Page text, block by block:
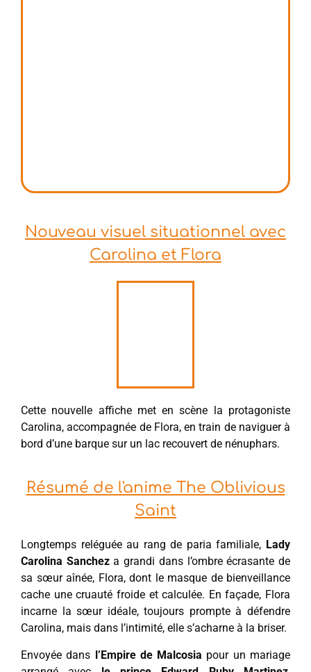
Nouveau visuel situationnel avec
Carolina et Flora
Cette nouvelle affiche met en scène la protagoniste
Carolina, accompagnée de Flora, en train de naviguer à
bord d’une barque sur un lac recouvert de nénuphars.
Résumé de l'anime The Oblivious
Saint
Longtemps reléguée au rang de paria familiale, Lady
Carolina Sancheza grandi dans l’ombre écrasante de
sa sœur aînée, Flora, dont le masque de bienveillance
cache une cruauté froide et calculée. En façade, Flora
incarne la sœur idéale, toujours prompte à défendre
Carolina, mais dans l’intimité, elle s’acharne à la briser.
Envoyée dans l’Empire de Malcosia pour un mariage